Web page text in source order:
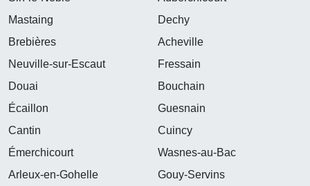
Mastaing
Dechy
Brebières
Acheville
Neuville-sur-Escaut
Fressain
Douai
Bouchain
Écaillon
Guesnain
Cantin
Cuincy
Émerchicourt
Wasnes-au-Bac
Arleux-en-Gohelle
Gouy-Servins